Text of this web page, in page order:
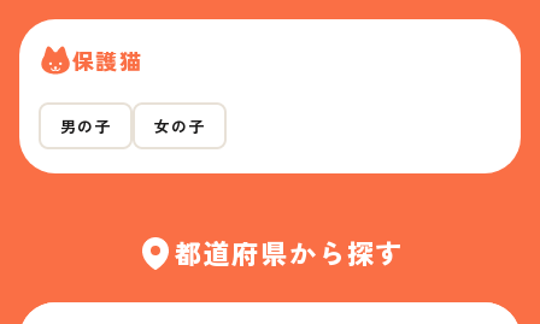
保護猫
男の子 女の子
都道府県から探す